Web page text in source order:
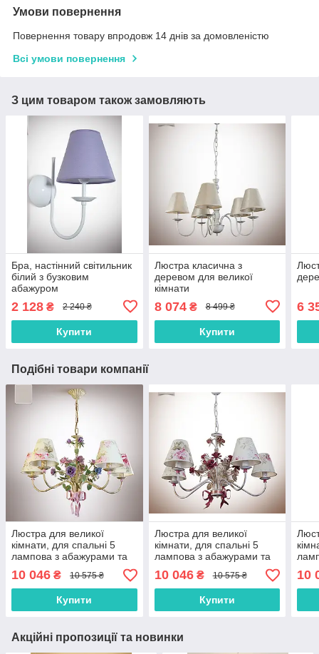
Умови повернення
Повернення товару впродовж 14 днів за домовленістю
Всі умови повернення
З цим товаром також замовляють
Бра, настінний світильник
білий з бузковим
абажуром
2 128 ₴ 2 240 ₴
Купити
Люстра класична з
деревом для великої
кімнати
8 074₴ 8 499 ₴
Купити
6
Подібні товари компанії
Люстра для великої
кімнати, для спальні 5
лампова з абажурами та
квітами
10 046 ₴ 10 575 ₴
Купити
Люстра для великої
кімнати, для спальні 5
лампова з абажурами та
квітами
10 046₴ 10 575 ₴
Купити
10
Акційні пропозиції та новинки